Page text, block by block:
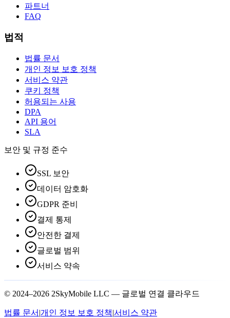
파트너
FAQ
법적
법률 문서
개인 정보 보호 정책
서비스 약관
쿠키 정책
허용되는 사용
DPA
API 용어
SLA
보안 및 규정 준수
SSL 보안
데이터 암호화
GDPR 준비
결제 통제
안전한 결제
글로벌 범위
서비스 약속
© 2024–2026 2SkyMobile LLC — 글로벌 연결 클라우드
법률 문서 |개인 정보 보호 정책|서비스 약관